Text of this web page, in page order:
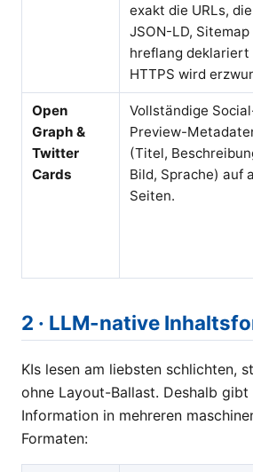
exakt die URLs,
JSON-LD, Sitemap
hreflang deklariert
HTTPS wird
Open
Graph &
Twitter
Cards
Vollständige
Preview-
(Titel,
Bild, Sprache) auf
Seiten.
2 · LLM-native
KIs lesen am liebsten schlichten,
ohne Layout-Ballast. Deshalb gibt
Information in mehreren
Formaten: